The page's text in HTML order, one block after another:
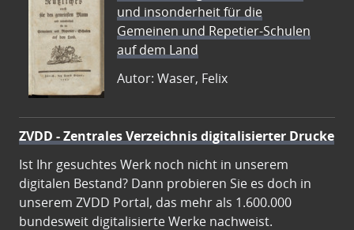
und insonderheit für die
Gemeinen und Repetier-Schulen
auf dem Land
Autor: Waser, Felix
ZVDD - Zentrales Verzeichnis digitalisierter Drucke
Ist Ihr gesuchtes Werk noch nicht in unserem
digitalen Bestand? Dann probieren Sie es doch in
unserem ZVDD Portal, das mehr als 1.600.000
bundesweit digitalisierte Werke nachweist.